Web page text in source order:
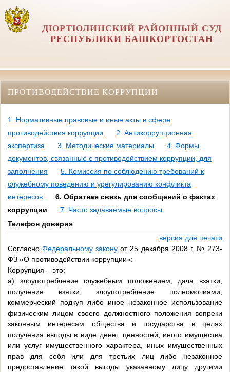
ДЮРТЮЛИНСКИЙ РАЙОННЫЙ СУД
РЕСПУБЛИКИ БАШКОРТОСТАН
ПРОТИВОДЕЙСТВИЕ КОРРУПЦИИ
1. Нормативные правовые и иные акты в сфере
противодействия коррупции
2. Антикоррупционная
экспертиза
3. Методические материалы
4. Формы
документов, связанные с противодействием коррупции, для
заполнения
5. Комиссия по соблюдению требований к
служебному поведению и урегулированию конфликта
интересов
6. Обратная связь для сообщений о фактах
коррупции
7. Часто задаваемые вопросы
Телефон доверия
версия для печати
СогласноФедеральному закону от 25 декабря 2008 г. № 273-
ФЗ «О противодействии коррупции»:
Коррупция – это:
а) злоупотребление служебным положением, дача взятки,
получение взятки, злоупотребление полномочиями,
коммерческий подкуп либо иное незаконное использование
физическим лицом своего должностного положения вопреки
законным интересам общества и государства в целях
получения выгоды в виде денег, ценностей, иного имущества
или услуг имущественного характера, иных имущественных
прав для себя или для третьих лиц либо незаконное
предоставление такой выгоды указанному лицу другими